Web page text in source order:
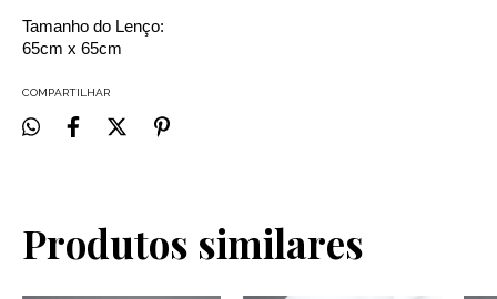
Tamanho do Lenço:
65cm x 65cm
COMPARTILHAR
Produtos similares